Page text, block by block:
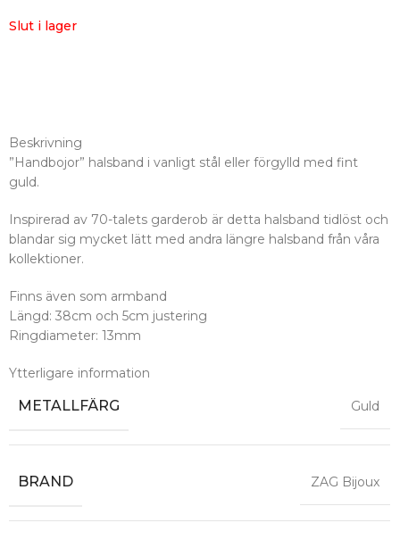
Slut i lager
Beskrivning
”Handbojor” halsband i vanligt stål eller förgylld med fint
guld.
Inspirerad av 70-talets garderob är detta halsband tidlöst och
blandar sig mycket lätt med andra längre halsband från våra
kollektioner.
Finns även som armband
Längd: 38cm och 5cm justering
Ringdiameter: 13mm
Ytterligare information
METALLFÄRG Guld
BRAND ZAG Bijoux